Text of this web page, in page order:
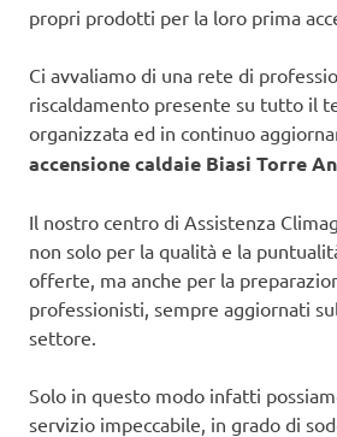
propri prodotti per la loro prima
Ci avvaliamo di una rete di
riscaldamento presente su tutto il
organizzata ed in continuo
accensione caldaie Biasi Torre
Il nostro centro di Assistenza
non solo per la qualità e la
offerte, ma anche per la
professionisti, sempre aggiornati
settore.
Solo in questo modo infatti
servizio impeccabile, in grado di